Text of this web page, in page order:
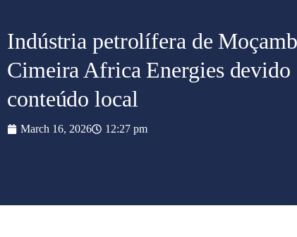
Indústria petrolífera de
Cimeira Africa Energies devido
conteúdo local
March 16, 2026 12:27 pm